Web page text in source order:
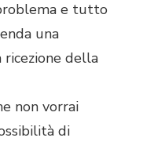
e tutto
una
ricezione della
non vorrai
di